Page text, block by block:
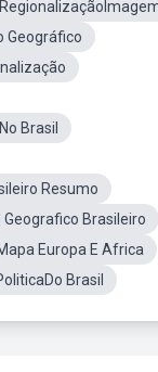
Geográfico
Brasil
Resumo
Geografico Brasileiro
Europa E Africa
Brasil